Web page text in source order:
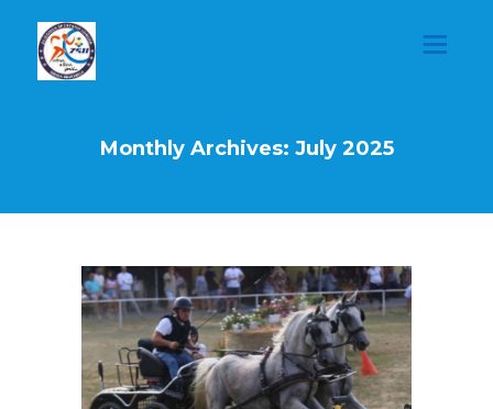
Monthly Archives: July 2025